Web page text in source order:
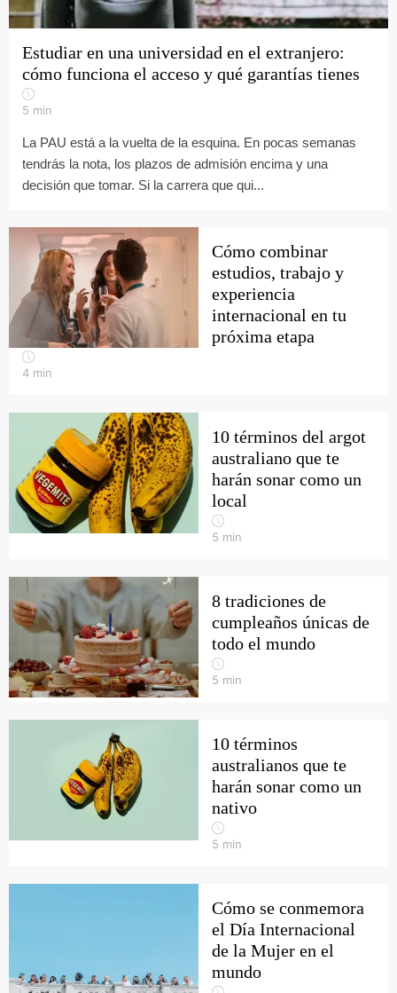
Estudiar en una universidad en el extranjero:
cómo funciona el acceso y qué garantías tienes
5 min
La PAU está a la vuelta de la esquina. En pocas semanas
tendrás la nota, los plazos de admisión encima y una
decisión que tomar. Si la carrera que qui...
Cómo combinar
estudios, trabajo y
experiencia
internacional en tu
próxima etapa
4 min
10 términos del argot
australiano que te
harán sonar como un
local
5 min
8 tradiciones de
cumpleaños únicas de
todo el mundo
5 min
10 términos
australianos que te
harán sonar como un
nativo
5 min
Cómo se conmemora
el Día Internacional
de la Mujer en el
mundo